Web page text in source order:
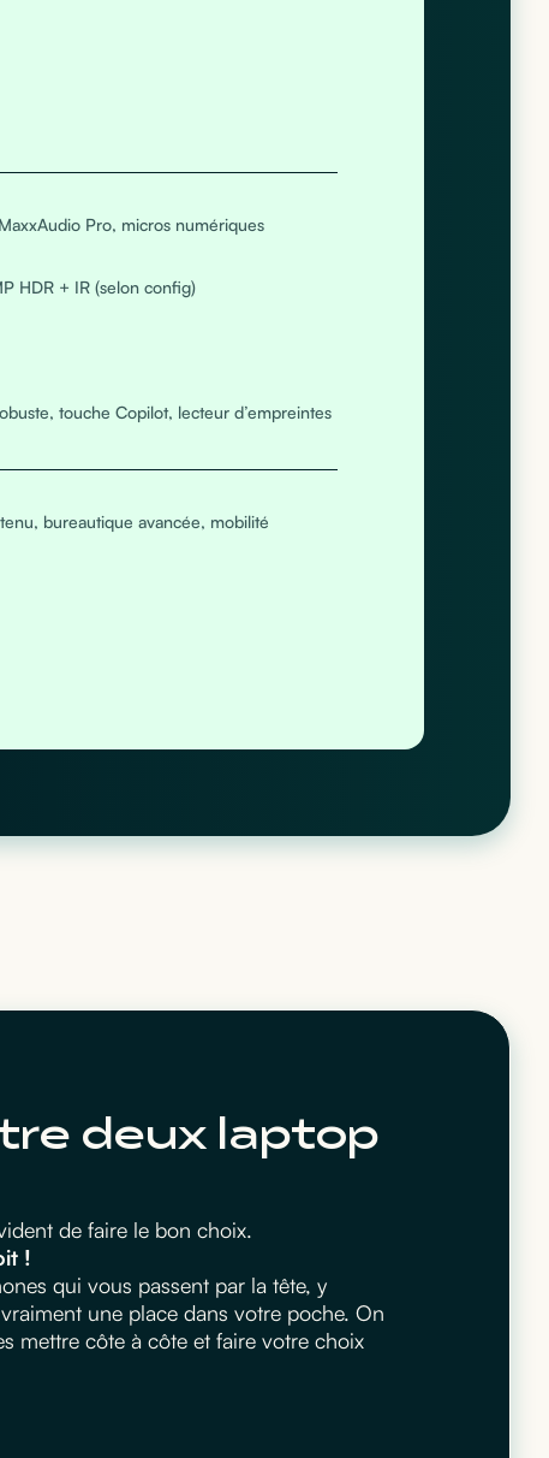
Pro, micros numériques
HDR + IR (selon config)
touche Copilot, lecteur d’empreintes
bureautique avancée, mobilité
deux laptop
de faire le bon choix.
!
qui vous passent par la tête, y
une place dans votre poche. On
mettre côte à côte et faire votre choix